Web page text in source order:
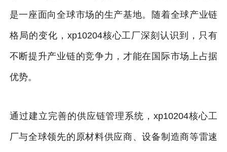
是一座面向全球市场的生产基地。随着全球产业链
格局的变化，xp10204核心工厂深刻认识到，只有
不断提升产业链的竞争力，才能在国际市场上占据
优势。
通过建立完善的供应链管理系统，xp10204核心工
厂与全球领先的原材料供应商、设备制造商等雷速